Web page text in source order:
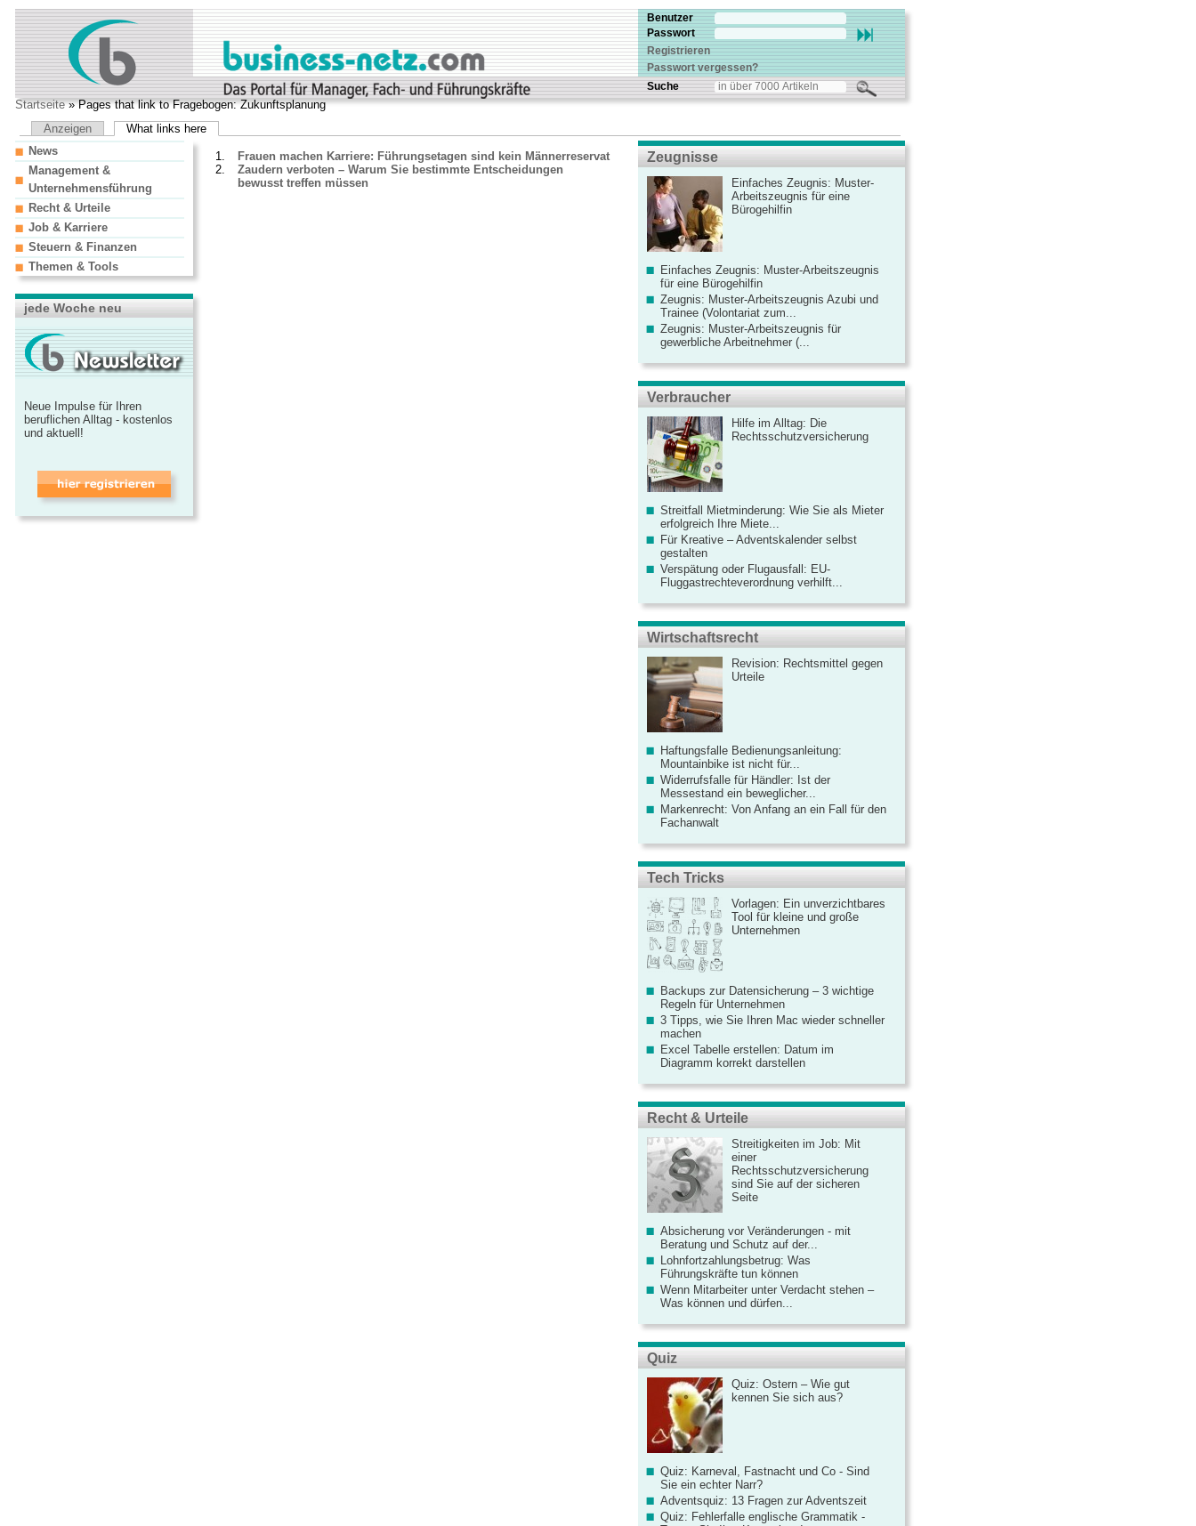
Benutzer
Passwort
Registrieren
Passwort vergessen?
Suche
Startseite» Pages that link to Fragebogen: Zukunftsplanung
Anzeigen
What links here
Frauen machen Karriere: Führungsetagen sind kein Männerreservat
Zaudern verboten – Warum Sie bestimmte Entscheidungen
bewusst treffen müssen
News
Management &
Unternehmensführung
Recht & Urteile
Job & Karriere
Steuern & Finanzen
Themen & Tools
jede Woche neu
Neue Impulse für Ihren
beruflichen Alltag - kostenlos
und aktuell!
Zeugnisse
Einfaches Zeugnis: Muster-
Arbeitszeugnis für eine
Bürogehilfin
Einfaches Zeugnis: Muster-Arbeitszeugnis
für eine Bürogehilfin
Zeugnis: Muster-Arbeitszeugnis Azubi und
Trainee (Volontariat zum...
Zeugnis: Muster-Arbeitszeugnis für
gewerbliche Arbeitnehmer (...
Verbraucher
Hilfe im Alltag: Die
Rechtsschutzversicherung
Streitfall Mietminderung: Wie Sie als Mieter
erfolgreich Ihre Miete...
Für Kreative – Adventskalender selbst
gestalten
Verspätung oder Flugausfall: EU-
Fluggastrechteverordnung verhilft...
Wirtschaftsrecht
Revision: Rechtsmittel gegen
Urteile
Haftungsfalle Bedienungsanleitung:
Mountainbike ist nicht für...
Widerrufsfalle für Händler: Ist der
Messestand ein beweglicher...
Markenrecht: Von Anfang an ein Fall für den
Fachanwalt
Tech Tricks
Vorlagen: Ein unverzichtbares
Tool für kleine und große
Unternehmen
Backups zur Datensicherung – 3 wichtige
Regeln für Unternehmen
3 Tipps, wie Sie Ihren Mac wieder schneller
machen
Excel Tabelle erstellen: Datum im
Diagramm korrekt darstellen
Recht & Urteile
Streitigkeiten im Job: Mit
einer
Rechtsschutzversicherung
sind Sie auf der sicheren
Seite
Absicherung vor Veränderungen - mit
Beratung und Schutz auf der...
Lohnfortzahlungsbetrug: Was
Führungskräfte tun können
Wenn Mitarbeiter unter Verdacht stehen –
Was können und dürfen...
Quiz
Quiz: Ostern – Wie gut
kennen Sie sich aus?
Quiz: Karneval, Fastnacht und Co - Sind
Sie ein echter Narr?
Adventsquiz: 13 Fragen zur Adventszeit
Quiz: Fehlerfalle englische Grammatik -